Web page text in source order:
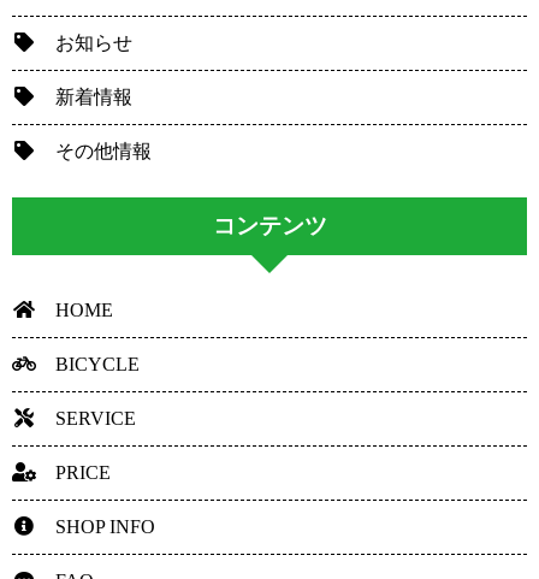
お知らせ
新着情報
その他情報
コンテンツ
HOME
BICYCLE
SERVICE
PRICE
SHOP INFO